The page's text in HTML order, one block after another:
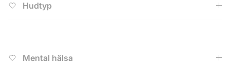
Hudtyp
Mental hälsa